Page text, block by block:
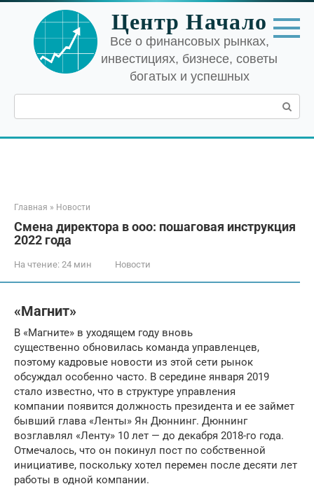
Перейти
контенту
Центр Начало
Все о финансовых рынках,
инвестициях, бизнесе, советы
богатых и успешных
Поиск:
Главная » Новости
Смена директора в ооо: пошаговая инструкция
2022 года
На чтение: 24 мин Новости
«Магнит»
В «Магните» в уходящем году вновь
существенно обновилась команда управленцев,
поэтому кадровые новости из этой сети рынок
обсуждал особенно часто. В середине января 2019
стало известно, что в структуре управления
компании появится должность президента и ее займет
бывший глава «Ленты» Ян Дюннинг. Дюннинг
возглавлял «Ленту» 10 лет — до декабря 2018-го года.
Отмечалось, что он покинул пост по собственной
инициативе, поскольку хотел перемен после десяти лет
работы в одной компании.